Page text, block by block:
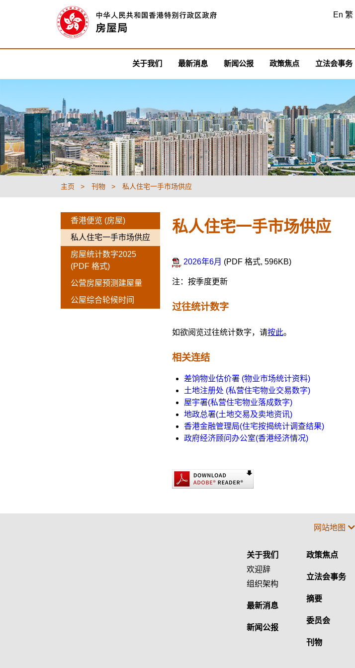
En 繁
关于我们 最新消息 新闻公报 政策焦点 立法会事务
主页 刊物 私人住宅一手市场供应
香港便览 (房屋)
私人住宅一手市场供应
房屋统计数字2025
(PDF 格式)
公营房屋预测建屋量
公屋综合轮候时间
私人住宅一手市场供应
2026年6月 (PDF 格式, 596KB)
注：按季度更新
过往统计数字
如欲阅览过往统计数字，请按此。
相关连结
差饷物业估价署 (物业市场统计资料)
土地注册处 (私营住宅物业交易数字)
屋宇署(私营住宅物业落成数字)
地政总署(土地交易及卖地资讯)
香港金融管理局(住宅按揭统计调查结果)
政府经济顾问办公室(香港经济情况)
网站地图
关于我们
欢迎辞
组织架构
最新消息
新闻公报
政策焦点
立法会事务
摘要
委员会
刊物